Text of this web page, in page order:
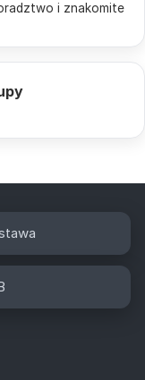
i znakomite